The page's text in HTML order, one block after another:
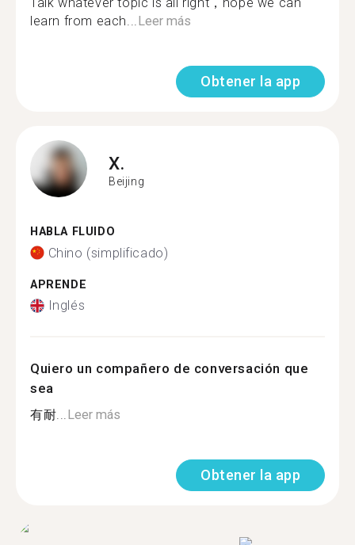
learn from each...Leer más
Obtener la app
X.
Beijing
HABLA FLUIDO
Chino (simplificado)
APRENDE
Inglés
Quiero un compañero de conversación que
sea
有耐...Leer más
Obtener la app